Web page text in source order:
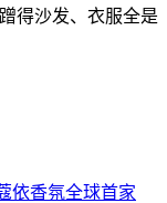
得沙发、衣服全是
依香氛全球首家